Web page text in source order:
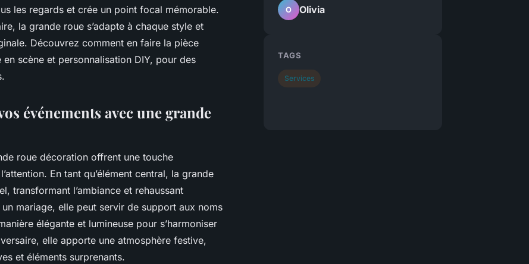
les regards et crée un point focal mémorable.
la grande roue s’adapte à chaque style et
Découvrez comment en faire la pièce
scène et personnalisation DIY, pour des
événements avec une grande
roue décoration offrent une touche
En tant qu’élément central, la grande
transformant l’ambiance et rehaussant
un mariage, elle peut servir de support aux noms
élégante et lumineuse pour s’harmoniser
elle apporte une atmosphère festive,
et éléments surprenants.
O Olivia
TAGS
Services